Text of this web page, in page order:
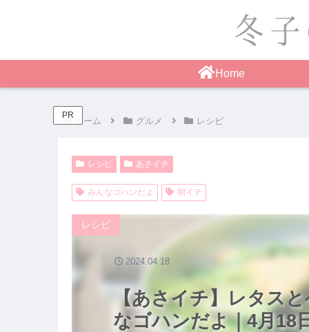
Home
PR
ホーム グルメ レシピ
レシピ あさイチ
みんなゴハンだよ 朝イチ
【あさイチ】レタス
なゴハンだよ｜4月18
レシピ
2024.04.18